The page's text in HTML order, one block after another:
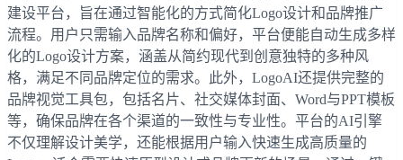
建设平台，旨在通过智能化的方式简化Logo设计和品牌推广
流程。用户只需输入品牌名称和偏好，平台便能自动生成多样
化的Logo设计方案，涵盖从简约现代到创意独特的多种风
格，满足不同品牌定位的需求。此外，LogoAI还提供完整的
品牌视觉工具包，包括名片、社交媒体封面、Word与PPT模板
等，确保品牌在各个渠道的一致性与专业性。平台的AI引擎
不仅理解设计美学，还能根据用户输入快速生成高质量的